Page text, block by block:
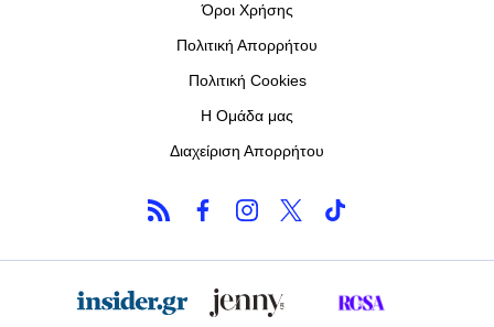
Όροι Χρήσης
Πολιτική Απορρήτου
Πολιτική Cookies
Η Ομάδα μας
Διαχείριση Απορρήτου